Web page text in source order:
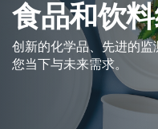
食品和饮
创新的化学品、先进的
您当下与未来需求。